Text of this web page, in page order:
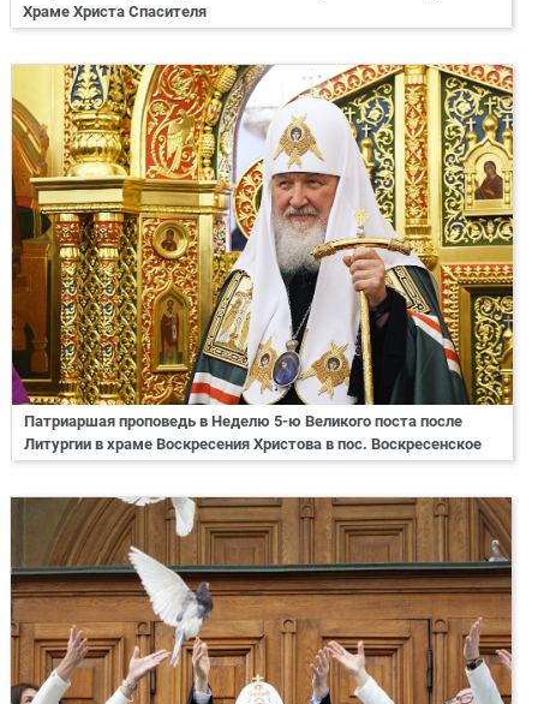
Храме Христа Спасителя
Патриаршая проповедь в Неделю 5-ю Великого поста после
Литургии в храме Воскресения Христова в пос. Воскресенское